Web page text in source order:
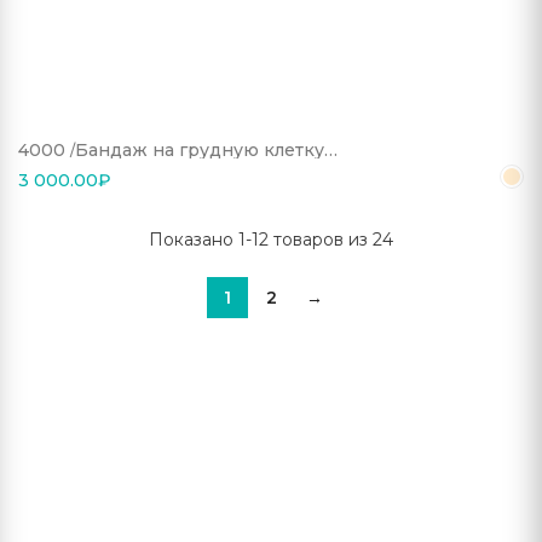
4000 Бандаж на грудную клетку
разъемный
3 000.00₽
Показано 1-12 товаров из 24
1 2 →